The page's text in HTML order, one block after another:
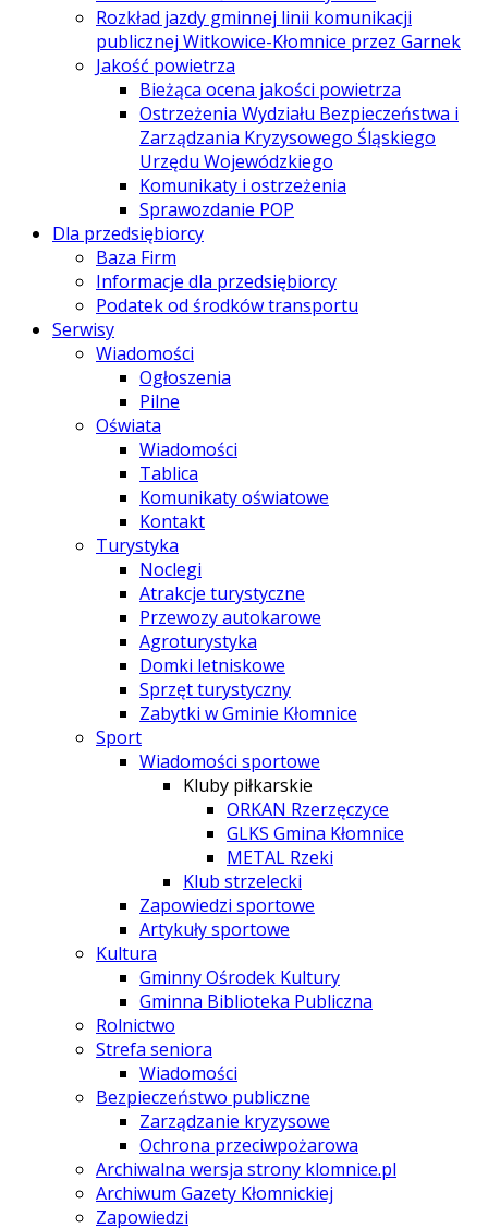
Rozkład jazdy gminnej linii komunikacji
publicznej Witkowice-Kłomnice przez Garnek
Jakość powietrza
Bieżąca ocena jakości powietrza
Ostrzeżenia Wydziału Bezpieczeństwa i
Zarządzania Kryzysowego Śląskiego
Urzędu Wojewódzkiego
Komunikaty i ostrzeżenia
Sprawozdanie POP
Dla przedsiębiorcy
Baza Firm
Informacje dla przedsiębiorcy
Podatek od środków transportu
Serwisy
Wiadomości
Ogłoszenia
Pilne
Oświata
Wiadomości
Tablica
Komunikaty oświatowe
Kontakt
Turystyka
Noclegi
Atrakcje turystyczne
Przewozy autokarowe
Agroturystyka
Domki letniskowe
Sprzęt turystyczny
Zabytki w Gminie Kłomnice
Sport
Wiadomości sportowe
Kluby piłkarskie
ORKAN Rzerzęczyce
GLKS Gmina Kłomnice
METAL Rzeki
Klub strzelecki
Zapowiedzi sportowe
Artykuły sportowe
Kultura
Gminny Ośrodek Kultury
Gminna Biblioteka Publiczna
Rolnictwo
Strefa seniora
Wiadomości
Bezpieczeństwo publiczne
Zarządzanie kryzysowe
Ochrona przeciwpożarowa
Archiwalna wersja strony klomnice.pl
Archiwum Gazety Kłomnickiej
Zapowiedzi